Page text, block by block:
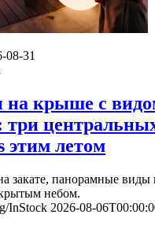
08-31
на крыше с
три
этим летом
закате, панорамные
небом.
InStock 2026-08-